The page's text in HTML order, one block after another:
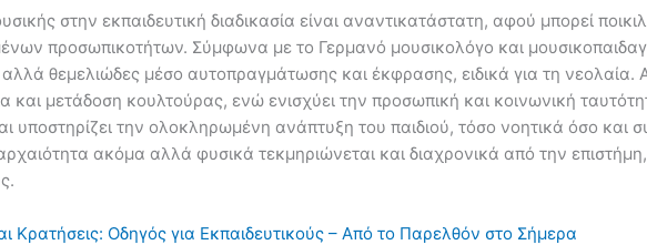
στην εκπαιδευτική διαδικασία είναι αναντικατάστατη, αφού μπορεί
προσωπικοτήτων. Σύμφωνα με το Γερμανό μουσικολόγο και
θεμελιώδες μέσο αυτοπραγμάτωσης και έκφρασης, ειδικά για τη νεολαία.
και μετάδοση κουλτούρας, ενώ ενισχύει την προσωπική και κοινωνική
υποστηρίζει την ολοκληρωμένη ανάπτυξη του παιδιού, τόσο νοητικά όσο και
ακόμα αλλά φυσικά τεκμηριώνεται και διαχρονικά από την
Κρατήσεις: Οδηγός για Εκπαιδευτικούς – Από το Παρελθόν στο Σήμερα